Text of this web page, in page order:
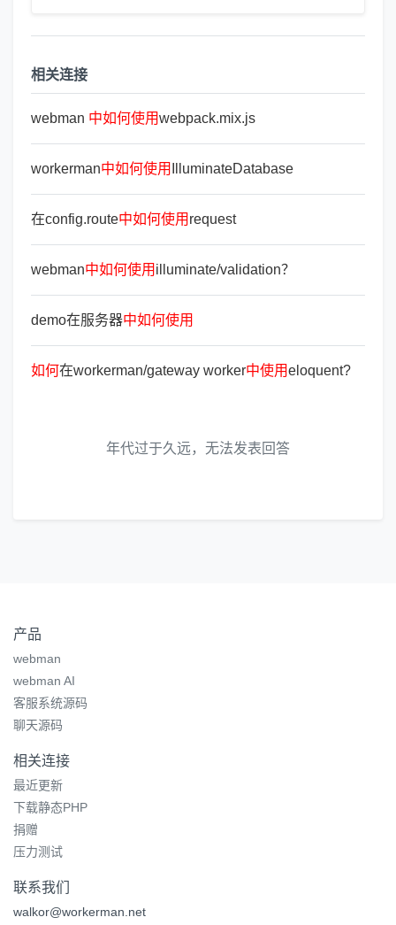
相关连接
webman 中如何使用webpack.mix.js
workerman中如何使用 IlluminateDatabase
在config.route中如何使用 request
webman中如何使用 illuminate/validation？
demo在服务器中如何使用
如何在workerman/gateway worker中使用eloquent?
年代过于久远，无法发表回答
产品
webman
webman AI
客服系统源码
聊天源码
相关连接
最近更新
下载静态PHP
捐赠
压力测试
联系我们
walkor@workerman.net